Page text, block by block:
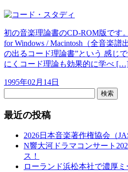
初の音楽理論書のCD-ROM版です
for Windows / Macintosh（全音楽譜
の出るコード理論書”という 感じ
にくコード理論も効果的に学べ
1995年02月14日
検索
最近の投稿
2026日本音楽著作権協会（
N響大河ドラマコンサート
ス！
ローランド浜松本社で濃厚